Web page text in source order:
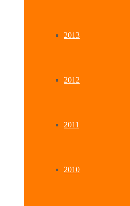
2013
2012
2011
2010